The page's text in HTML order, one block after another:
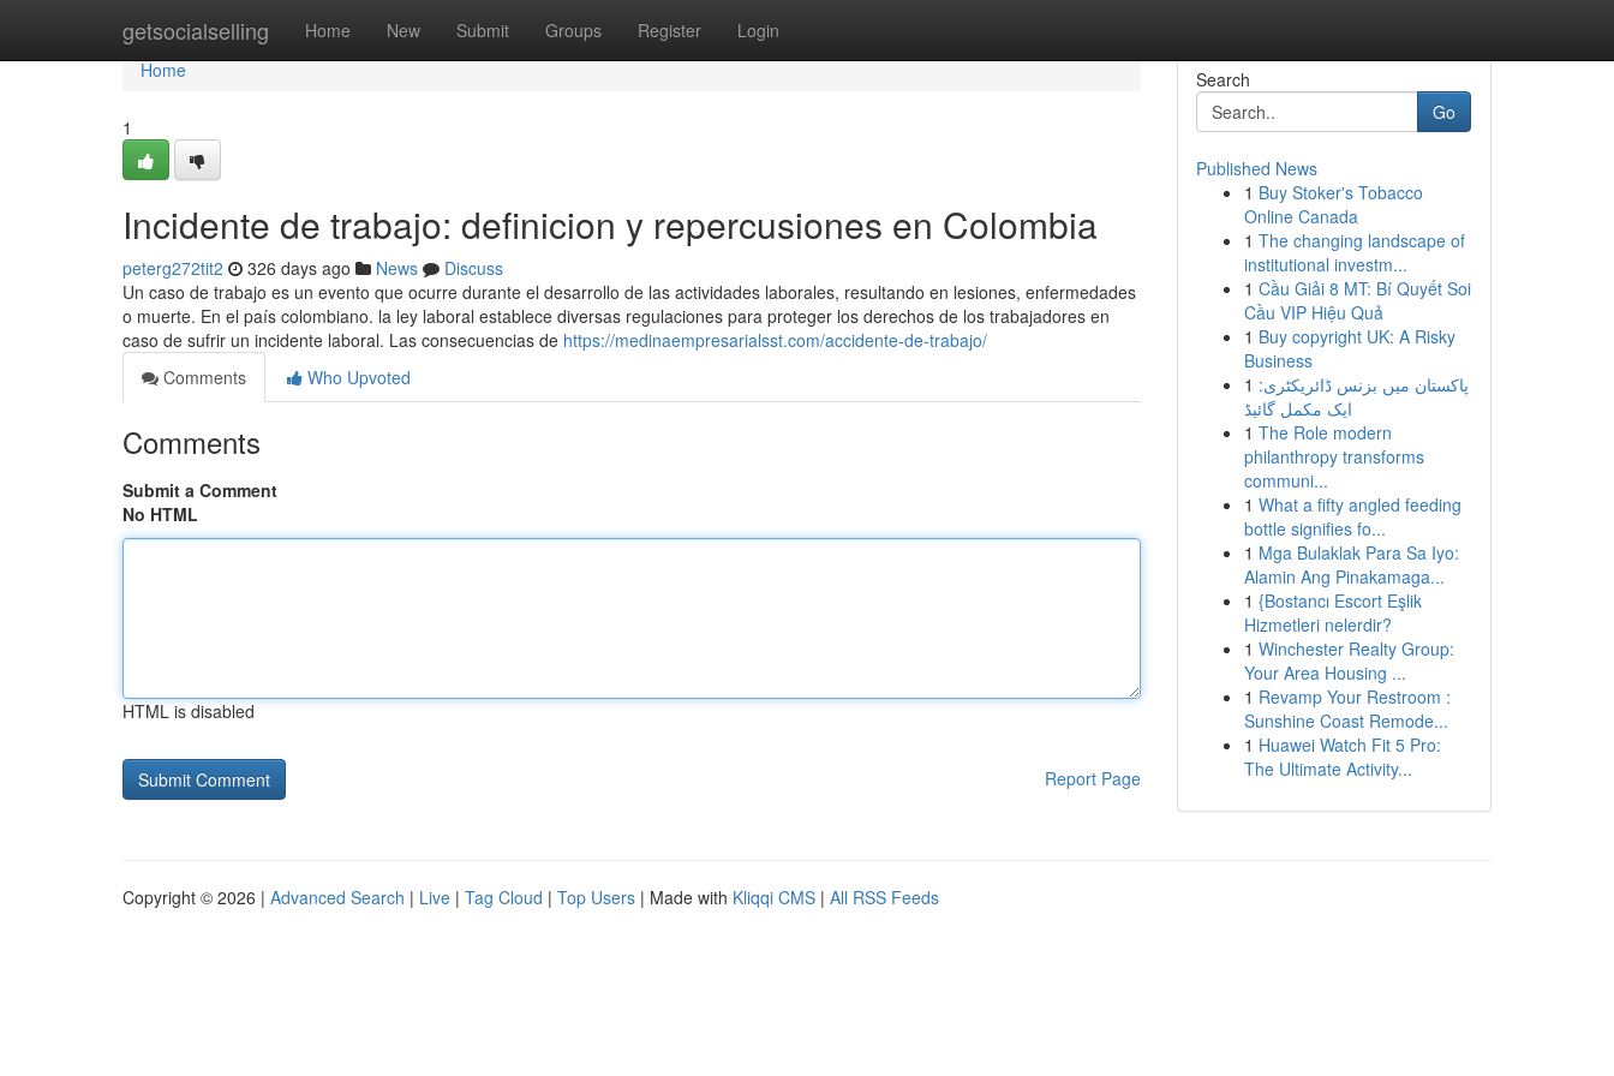
getsocialselling Home New Submit Groups Register Login
Home
Home
1
Incidente de trabajo: definicion y repercusiones en Colombia
peterg272tit2 326 days ago News
Discuss
Un caso de trabajo es un evento que ocurre durante el desarrollo de las actividades laborales, resultando en lesiones, enfermedades
o muerte. En el país colombiano. la ley laboral establece diversas regulaciones para proteger los derechos de los trabajadores en
caso de sufrir un incidente laboral. Las consecuencias de https://medinaempresarialsst.com/accidente-de-trabajo/
Comments
Who Upvoted
Comments
Submit a Comment
No HTML
HTML is disabled
Report Page
Search
Go
Published News
1 Buy Stoker's Tobacco
Online Canada
1 The changing landscape of
institutional investm...
1 Cầu Giải 8 MT: Bí Quyết Soi
Cầu VIP Hiệu Quả
1 Buy copyright UK: A Risky
Business
1 پاکستان میں بزنس ڈائریکٹری:
ایک مکمل گائیڈ
1 The Role modern
philanthropy transforms
communi...
1 What a fifty angled feeding
bottle signifies fo...
1 Mga Bulaklak Para Sa Iyo:
Alamin Ang Pinakamaga...
1 {Bostancı Escort Eşlik
Hizmetleri nelerdir?
1 Winchester Realty Group:
Your Area Housing ...
1 Revamp Your Restroom :
Sunshine Coast Remode...
1 Huawei Watch Fit 5 Pro:
The Ultimate Activity...
Copyright © 2026 | Advanced Search | Live | Tag Cloud | Top Users | Made with Kliqqi CMS | All RSS Feeds